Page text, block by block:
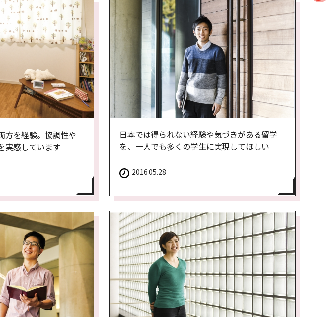
方を経験。協調性や
実感しています
日本では得られない経験や気づきがある留学
を、一人でも多くの学生に実現してほしい
2016.05.28